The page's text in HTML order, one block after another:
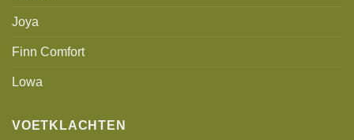
Joya
Finn Comfort
Lowa
VOETKLACHTEN